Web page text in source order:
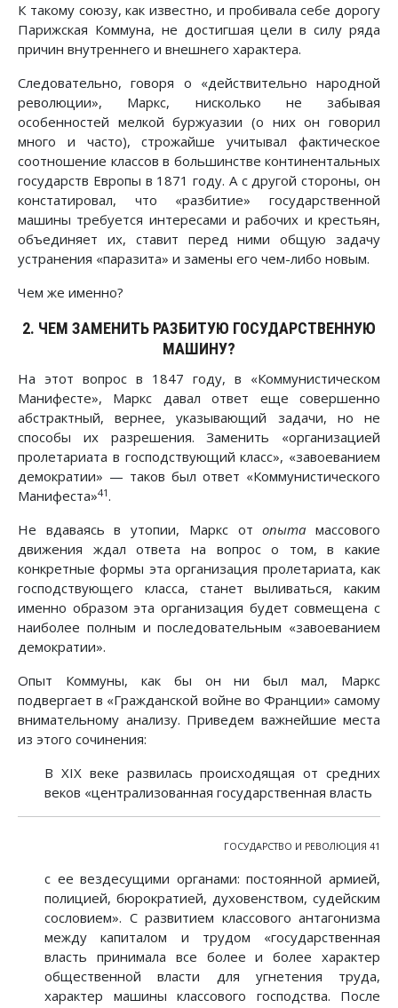
К такому союзу, как известно, и пробивала себе дорогу
Парижская Коммуна, не достигшая цели в силу ряда
причин внутреннего и внешнего характера.
Следовательно, говоря о «действительно народной
революции», Маркс, нисколько не забывая
особенностей мелкой буржуазии (о них он говорил
много и часто), строжайше учитывал фактическое
соотношение классов в большинстве континентальных
государств Европы в 1871 году. А с другой стороны, он
констатировал, что «разбитие» государственной
машины требуется интересами и рабочих и крестьян,
объединяет их, ставит перед ними общую задачу
устранения «паразита» и замены его чем-либо новым.
Чем же именно?
2. ЧЕМ ЗАМЕНИТЬ РАЗБИТУЮ ГОСУДАРСТВЕННУЮ
МАШИНУ?
На этот вопрос в 1847 году, в «Коммунистическом
Манифесте», Маркс давал ответ еще совершенно
абстрактный, вернее, указывающий задачи, но не
способы их разрешения. Заменить «организацией
пролетариата в господствующий класс», «завоеванием
демократии» — таков был ответ «Коммунистического
Манифеста»41.
Не вдаваясь в утопии, Маркс отопыта массового
движения ждал ответа на вопрос о том, в какие
конкретные формы эта организация пролетариата, как
господствующего класса, станет выливаться, каким
именно образом эта организация будет совмещена с
наиболее полным и последовательным «завоеванием
демократии».
Опыт Коммуны, как бы он ни был мал, Маркс
подвергает в «Гражданской войне во Франции» самому
внимательному анализу. Приведем важнейшие места
из этого сочинения:
В XIX веке развилась происходящая от средних
веков «централизованная государственная власть
ГОСУДАРСТВО И РЕВОЛЮЦИЯ 41
с ее вездесущими органами: постоянной армией,
полицией, бюрократией, духовенством, судейским
сословием». С развитием классового антагонизма
между капиталом и трудом «государственная
власть принимала все более и более характер
общественной власти для угнетения труда,
характер машины классового господства. После